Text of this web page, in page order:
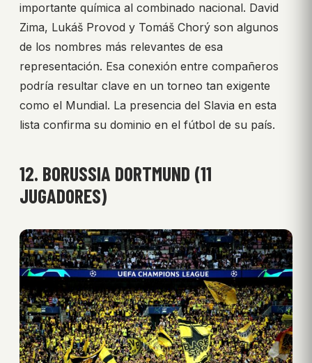
importante química al combinado nacional. David
Zima, Lukáš Provod y Tomáš Chorý son algunos
de los nombres más relevantes de esa
representación. Esa conexión entre compañeros
podría resultar clave en un torneo tan exigente
como el Mundial. La presencia del Slavia en esta
lista confirma su dominio en el fútbol de su país.
12. BORUSSIA DORTMUND (11
JUGADORES)